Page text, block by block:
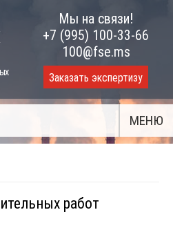
Мы на связи!
+7 (995) 100-33-66
100@fse.ms
Заказать экспертизу
МЕНЮ
работ